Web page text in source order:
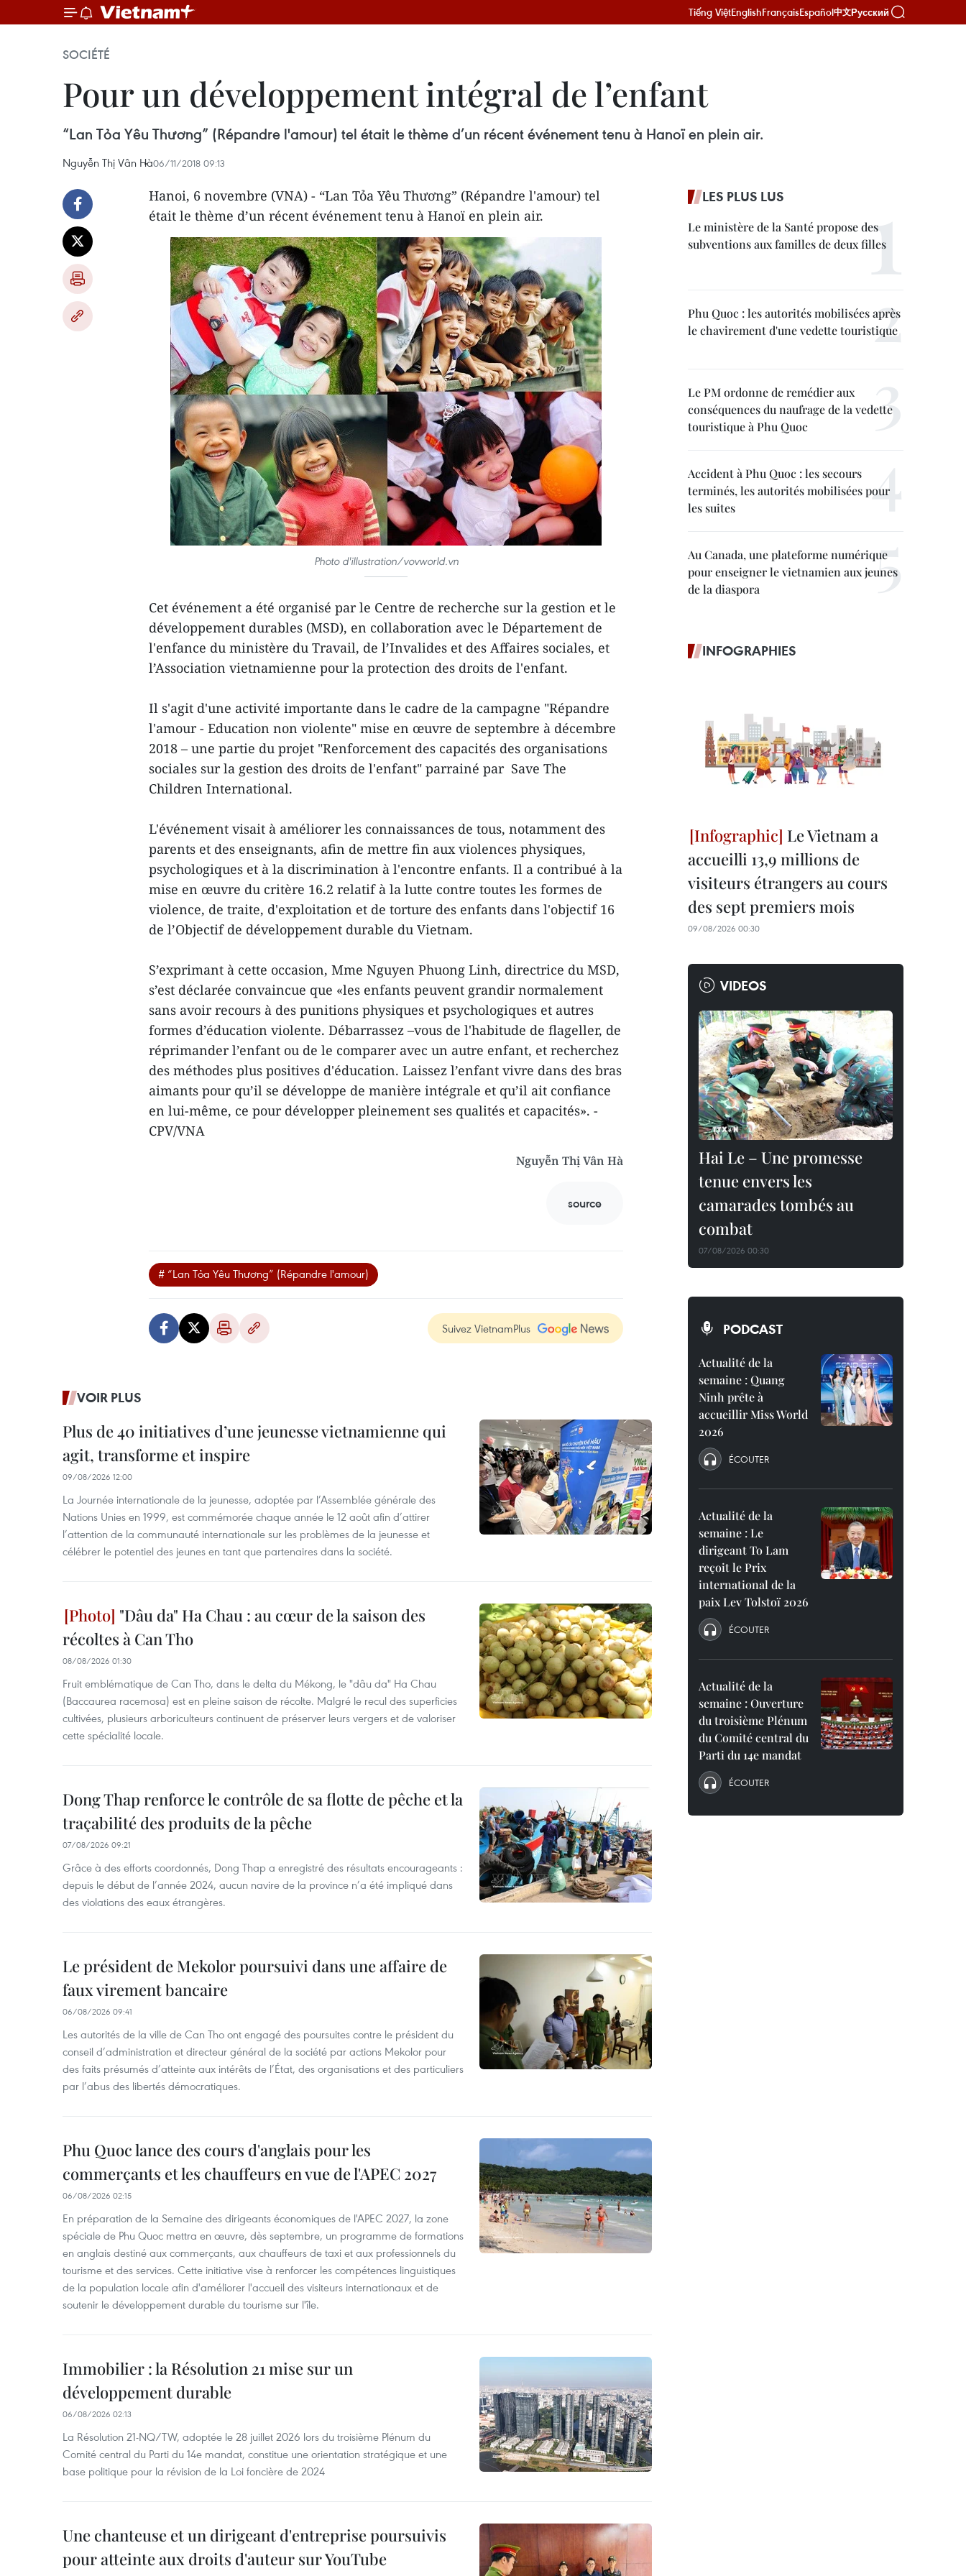
Tiếng ViệtEnglishFrançaisEspañol中文Русский
SOCIÉTÉ
Pour un développement intégral de l’enfant
“Lan Tỏa Yêu Thương” (Répandre l'amour) tel était le thème d’un récent événement tenu à Hanoï en plein air.
Nguyễn Thị Vân Hà06/11/2018 09:13
Hanoi, 6 novembre (VNA) - “Lan Tỏa Yêu Thương” (Répandre l'amour) tel
était le thème d’un récent événement tenu à Hanoï en plein air.
Photo d'illustration/vovworld.vn
Cet événement a été organisé par le Centre de recherche sur la gestion et le
développement durables (MSD), en collaboration avec le Département de
l'enfance du ministère du Travail, de l’Invalides et des Affaires sociales, et
l’Association vietnamienne pour la protection des droits de l'enfant.
Il s'agit d'une activité importante dans le cadre de la campagne "Répandre
l'amour - Education non violente" mise en œuvre de septembre à décembre
2018 – une partie du projet "Renforcement des capacités des organisations
sociales sur la gestion des droits de l'enfant" parrainé par Save The
Children International.
L'événement visait à améliorer les connaissances de tous, notamment des
parents et des enseignants, afin de mettre fin aux violences physiques,
psychologiques et à la discrimination à l'encontre enfants. Il a contribué à la
mise en œuvre du critère 16.2 relatif à la lutte contre toutes les formes de
violence, de traite, d'exploitation et de torture des enfants dans l'objectif 16
de l’Objectif de développement durable du Vietnam.
S’exprimant à cette occasion, Mme Nguyen Phuong Linh, directrice du MSD,
s’est déclarée convaincue que «les enfants peuvent grandir normalement
sans avoir recours à des punitions physiques et psychologiques et autres
formes d’éducation violente. Débarrassez –vous de l'habitude de flageller, de
réprimander l’enfant ou de le comparer avec un autre enfant, et recherchez
des méthodes plus positives d'éducation. Laissez l’enfant vivre dans des bras
aimants pour qu’il se développe de manière intégrale et qu’il ait confiance
en lui-même, ce pour développer pleinement ses qualités et capacités». -
CPV/VNA
Nguyễn Thị Vân Hà
source
# “Lan Tỏa Yêu Thương” (Répandre l'amour)
Suivez VietnamPlus
VOIR PLUS
Plus de 40 initiatives d’une jeunesse vietnamienne qui
agit, transforme et inspire
09/08/2026 12:00
La Journée internationale de la jeunesse, adoptée par l’Assemblée générale des
Nations Unies en 1999, est commémorée chaque année le 12 août afin d’attirer
l’attention de la communauté internationale sur les problèmes de la jeunesse et
célébrer le potentiel des jeunes en tant que partenaires dans la société.
"Dâu da" Ha Chau : au cœur de la saison des
récoltes à Can Tho
08/08/2026 01:30
Fruit emblématique de Can Tho, dans le delta du Mékong, le "dâu da" Ha Chau
(Baccaurea racemosa) est en pleine saison de récolte. Malgré le recul des superficies
cultivées, plusieurs arboriculteurs continuent de préserver leurs vergers et de valoriser
cette spécialité locale.
Dong Thap renforce le contrôle de sa flotte de pêche et la
traçabilité des produits de la pêche
07/08/2026 09:21
Grâce à des efforts coordonnés, Dong Thap a enregistré des résultats encourageants :
depuis le début de l’année 2024, aucun navire de la province n’a été impliqué dans
des violations des eaux étrangères.
Le président de Mekolor poursuivi dans une affaire de
faux virement bancaire
06/08/2026 09:41
Les autorités de la ville de Can Tho ont engagé des poursuites contre le président du
conseil d’administration et directeur général de la société par actions Mekolor pour
des faits présumés d’atteinte aux intérêts de l’État, des organisations et des particuliers
par l’abus des libertés démocratiques.
Phu Quoc lance des cours d'anglais pour les
commerçants et les chauffeurs en vue de l'APEC 2027
06/08/2026 02:15
En préparation de la Semaine des dirigeants économiques de l'APEC 2027, la zone
spéciale de Phu Quoc mettra en œuvre, dès septembre, un programme de formations
en anglais destiné aux commerçants, aux chauffeurs de taxi et aux professionnels du
tourisme et des services. Cette initiative vise à renforcer les compétences linguistiques
de la population locale afin d'améliorer l'accueil des visiteurs internationaux et de
soutenir le développement durable du tourisme sur l'île.
Immobilier : la Résolution 21 mise sur un
développement durable
06/08/2026 02:13
La Résolution 21-NQ/TW, adoptée le 28 juillet 2026 lors du troisième Plénum du
Comité central du Parti du 14e mandat, constitue une orientation stratégique et une
base politique pour la révision de la Loi foncière de 2024
Une chanteuse et un dirigeant d'entreprise poursuivis
pour atteinte aux droits d'auteur sur YouTube
LES PLUS LUS
Le ministère de la Santé propose des
subventions aux familles de deux filles
Phu Quoc : les autorités mobilisées après
le chavirement d'une vedette touristique
Le PM ordonne de remédier aux
conséquences du naufrage de la vedette
touristique à Phu Quoc
Accident à Phu Quoc : les secours
terminés, les autorités mobilisées pour
les suites
Au Canada, une plateforme numérique
pour enseigner le vietnamien aux jeunes
de la diaspora
INFOGRAPHIES
Le Vietnam a
accueilli 13,9 millions de
visiteurs étrangers au cours
des sept premiers mois
09/08/2026 00:30
VIDEOS
Hai Le – Une promesse
tenue envers les
camarades tombés au
combat
07/08/2026 00:30
PODCAST
Actualité de la
semaine : Quang
Ninh prête à
accueillir Miss World
2026
ÉCOUTER
Actualité de la
semaine : Le
dirigeant To Lam
reçoit le Prix
international de la
paix Lev Tolstoï 2026
ÉCOUTER
Actualité de la
semaine : Ouverture
du troisième Plénum
du Comité central du
Parti du 14e mandat
ÉCOUTER